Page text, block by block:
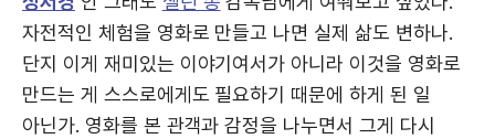
자전적인 체험을 영화로 만들고 나면 실제 삶도 변하나.
단지 이게 재미있는 이야기여서가 아니라 이것을 영화로
만드는 게 스스로에게도 필요하기 때문에 하게 된 일
아닌가. 영화를 본 관객과 감정을 나누면서 그게 다시